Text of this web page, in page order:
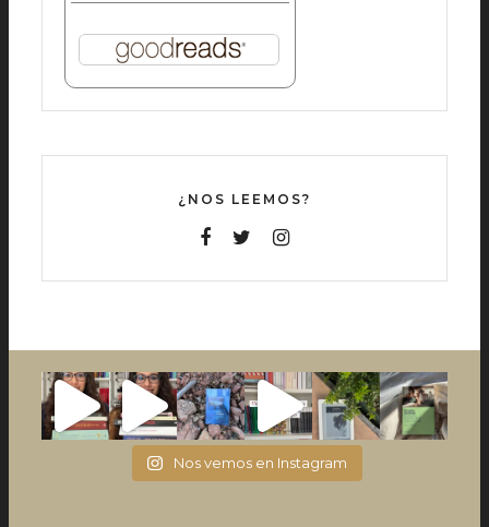
¿NOS LEEMOS?
Nos vemos en Instagram